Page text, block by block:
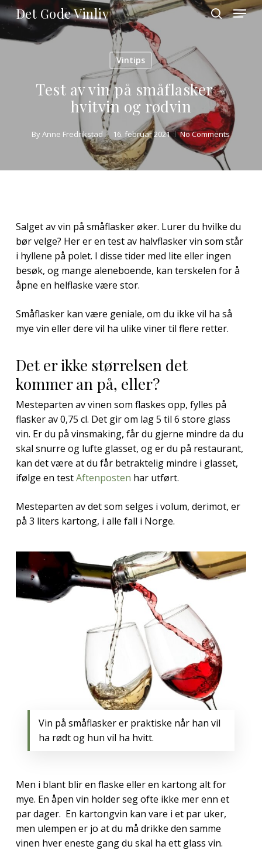
Skip
to
main
Det Gode Vinliv Menu
Vintips
Test av vin på småflasker –
hvitvin og rødvin
ByAnne Fredrikstad 16. februar 2021 No Comments
Salget av vin på småflasker øker. Lurer du hvilke du
bør velge? Her er en test av halvflasker vin som står
i hyllene på polet. I disse tider med lite eller ingen
besøk, og mange aleneboende, kan terskelen for å
åpne en helflaske være stor.
Småflasker kan være geniale, om du ikke vil ha så
mye vin eller dere vil ha ulike viner til flere retter.
Det er ikke størrelsen det
kommer an på, eller?
Mesteparten av vinen som flaskes opp, fylles på
flasker av 0,75 cl. Det gir om lag 5 til 6 store glass
vin. Er du på vinsmaking, får du gjerne mindre da du
skal snurre og lufte glasset, og er du på restaurant,
kan det være at du får betraktelig mindre i glasset,
ifølge en testAftenposten har utført.
Mesteparten av det som selges i volum, derimot, er
på 3 liters kartong, i alle fall i Norge.
Vin på småflasker er praktiske når han vil
ha rødt og hun vil ha hvitt.
Men i blant blir en flaske eller en kartong alt for
mye. En åpen vin holder seg ofte ikke mer enn et
par dager. En kartongvin kan vare i et par uker,
men ulempen er jo at du må drikke den samme
vinen hver eneste gang du skal ha ett glass vin.